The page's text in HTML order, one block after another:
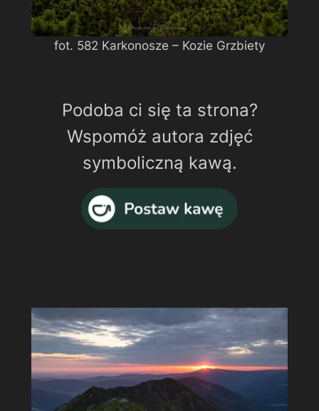
fot. 582 Karkonosze – Kozie Grzbiety
Podoba ci się ta strona?
Wspomóż autora zdjęć
symboliczną kawą.